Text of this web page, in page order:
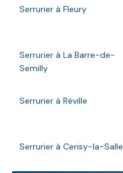
Serrurier à Fleury
Serrurier à La Barre-de-
Semilly
Serrurier à Réville
Serrurier à Cerisy-la-Salle